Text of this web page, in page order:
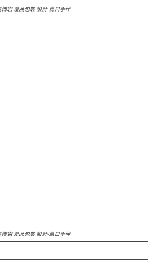
博岩 產品包裝 設計-烏日手伴
博岩 產品包裝 設計-烏日手伴